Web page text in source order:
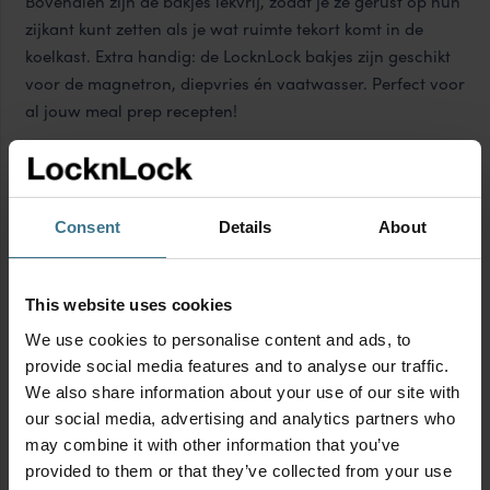
Consent Details About
This website uses cookies
We use cookies to personalise content and ads, to
provide social media features and to analyse our traffic.
We also share information about your use of our site with
our social media, advertising and analytics partners who
may combine it with other information that you’ve
provided to them or that they’ve collected from your use
zijkant kunt zetten als je wat ruimte tekort komt in de
koelkast. Extra handig: de LocknLock bakjes zijn geschikt
voor de magnetron, diepvries én vaatwasser. Perfect voor
al jouw meal prep recepten!
Vershouddoos
1600 ml
7.95
Vershouddoos
Vershouddoos
1000 ml
5.95
Vershouddoos